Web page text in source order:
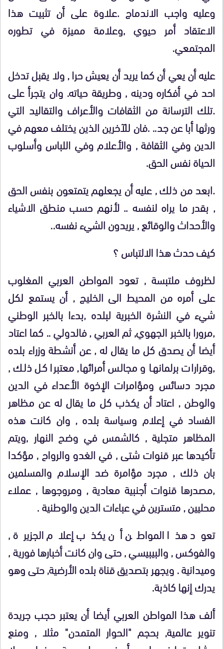
وعليه واجب الاندماج .علاوة على أن تثبيت هذا
الاعتقاد أمر حيوي ,وعلامة مميزة في تطوره
المجتمعي.
عليه أن يعي أن كما يريد أن يعيش حرا , ولا يقبل تدخل
احد في أفكاره ودينه , وطريقة حياته. وان يتجرأ على
.تلك الترسانة من الثقافات والأعراف والتقاليد التي
ورثها أبا عن جد.. .فان للآخرين الذين يختلف معهم في
الدين وفي الثقافة , والأعلام وفي اللباس وأسلوب
الحياة نفس الحق.
.ابعد من ذلك , عليه أن يجعلهم يتمتعون بنفس الحق
, بقدر ما يراه لنفسه .. لأنهم حسب منطق الاشياء
والأحداث والوقائع , يريدون الشيء نفسه..
كيف حدث هذا الالتباس ؟
لظروف ملتبسة , تعود المواطن العربي المغلوب
على أمره من المحيط الى الخليج , أن يستمع لكل
شيء في النشرة الخبرية لبلده ,بدءا بالخبر الوطني
,مرورا بالخبر الجهوي, ثم العربي , فالدولي .. كما اعتاد
أيضا أن يصدق كل ما يقال له , عن أنشطة وزراء بلده
,وقرارات برلمانها و مجالس أمرائها, معتبرا كل ذلك ,
مجرد دسائس ومؤامرات الإخوة الأعداء في الدين
والوطن , اعتاد أن يكذب كل ما يقال له عن مظاهر
الفساد في إعلام وسياسة بلده , وان كانت هذه
المظاهر متجلية , كالشمس في وضح النهار ,ويتم
تأكيدها عبر قنوات شتى , في الغدو والرواح , مؤكدا
بان ذلك , مجرد مؤامرة ضد الإسلام والمسلمين
,مصدرها قنوات أجنبية معادية , ومروجوها , عملاء
محليين , متسترين في عباءات الدين والوطنية .
تعود هذا المواطن أن يكذب إعلام الجزيرة ,
والفوكس , والبيبيسي , حتى وان كانت أخبارها فورية ,
وميدانية . ويجهر بتصديق قناة بلده الأرضية, حتى وهو
يدرك إنها كاذبة.
ألف هذا المواطن العربي أيضا أن يعتبر حجب جريدة
تنوير عالمية, بحجم "الحوار المتمدن" مثلا , ومنع